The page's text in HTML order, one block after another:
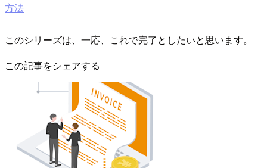
方法
このシリーズは、一応、これで完了としたいと思います。
この記事をシェアする